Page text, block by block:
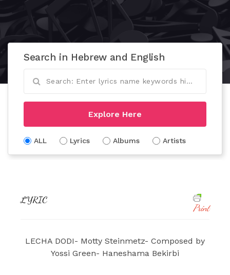
Search in Hebrew and English
Explore Here
ALL Lyrics Albums Artists
LYRIC
Print
LECHA DODI- Motty Steinmetz- Composed by
Yossi Green- Haneshama Bekirbi